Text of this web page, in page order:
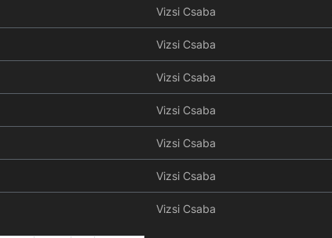
Vizsi Csaba
Vizsi Csaba
Vizsi Csaba
Vizsi Csaba
Vizsi Csaba
Vizsi Csaba
Vizsi Csaba